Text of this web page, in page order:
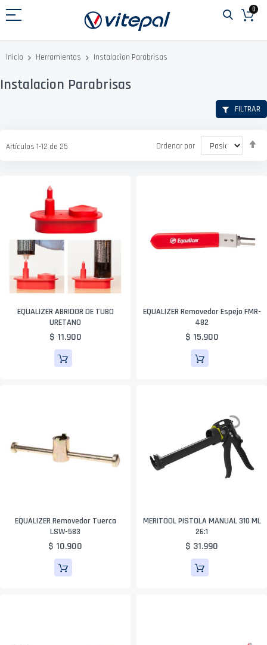
al
0
Inicio Herramientas Instalacion Parabrisas
Instalacion Parabrisas
Artículos 1-12 de 25 Ordenar por
EQUALIZER ABRIDOR DE TUBO
URETANO
$ 11.900
EQUALIZER Removedor Espejo FMR-
482
$ 15.900
EQUALIZER Removedor Tuerca
LSW-583
$ 10.900
MERITOOL PISTOLA MANUAL 310 ML
26:1
$ 31.990
FILTRAR